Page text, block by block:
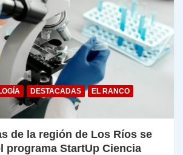
DESTACADAS
EL RANCO
de la región de Los Ríos se
programa StartUp Ciencia